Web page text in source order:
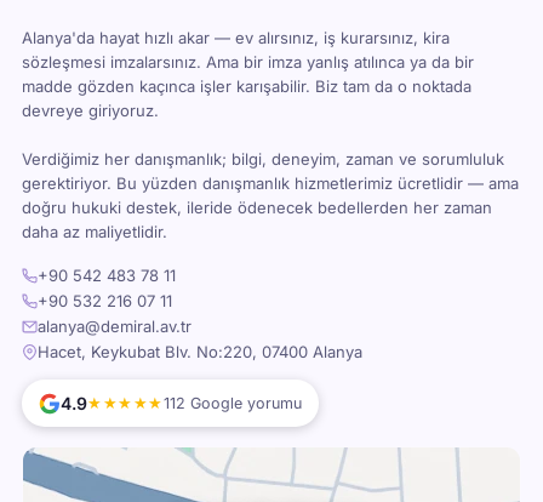
Alanya'da hayat hızlı akar — ev alırsınız, iş kurarsınız, kira
sözleşmesi imzalarsınız. Ama bir imza yanlış atılınca ya da bir
madde gözden kaçınca işler karışabilir. Biz tam da o noktada
devreye giriyoruz.
Verdiğimiz her danışmanlık; bilgi, deneyim, zaman ve sorumluluk
gerektiriyor. Bu yüzden danışmanlık hizmetlerimiz ücretlidir — ama
doğru hukuki destek, ileride ödenecek bedellerden her zaman
daha az maliyetlidir.
+90 542 483 78 11
+90 532 216 07 11
alanya@demiral.av.tr
Hacet, Keykubat Blv. No:220, 07400 Alanya
4.9★★★★★112 Google yorumu